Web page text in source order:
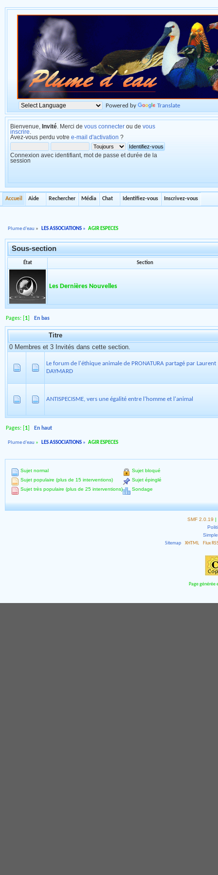
Powered by Translate
Bienvenue, Invité . Merci de vous connecter ou de vous
inscrire
Avez-vous perdu votre e-mail d'activation ?
Connexion avec identifiant, mot de passe et durée de la
session
Accueil Aide Rechercher Média Chat Identifiez-vous Inscrivez-vous
Plume d'eau » LES ASSOCIATIONS» AGIR ESPECES
Sous-section
État Section
Les Dernières Nouvelles
Pages: [ 1 ]En bas
Titre
0 Membres et 3 Invités dans cette section.
Le forum de l'éthique animale de PRONATURA partagé par Laurent
DAYMARD
ANTISPECISME, vers une égalité entre l'homme et l'animal
Pages: [ 1 En haut
Plume d'eau » LES ASSOCIATIONS» AGIR ESPECES
Sujet normal
Sujet populaire (plus de 15 interventions)
Sujet très populaire (plus de 25 interventions)
Sujet bloqué
Sujet épinglé
Sondage
SMF 2.0.19 |
Sitemap
XHTML Flux
Page générée